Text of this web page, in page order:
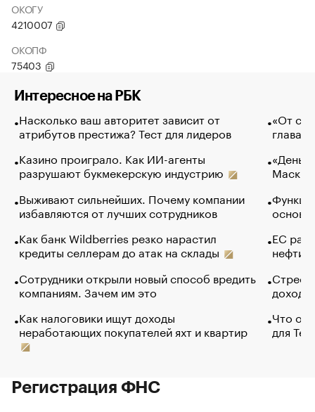
ОКОГУ
4210007
ОКОПФ
75403
Интересное на РБК
Насколько ваш авторитет зависит от
атрибутов престижа? Тест для лидеров
Казино проиграло. Как ИИ-агенты
разрушают букмекерскую индустрию
Выживают сильнейших. Почему компании
избавляются от лучших сотрудников
Как банк Wildberries резко нарастил
кредиты селлерам до атак на склады
Сотрудники открыли новый способ вредить
компаниям. Зачем им это
Как налоговики ищут доходы
неработающих покупателей яхт и квартир
«От
глава
Маск в
основ
ЕС
нефти
Что
для
Регистрация ФНС